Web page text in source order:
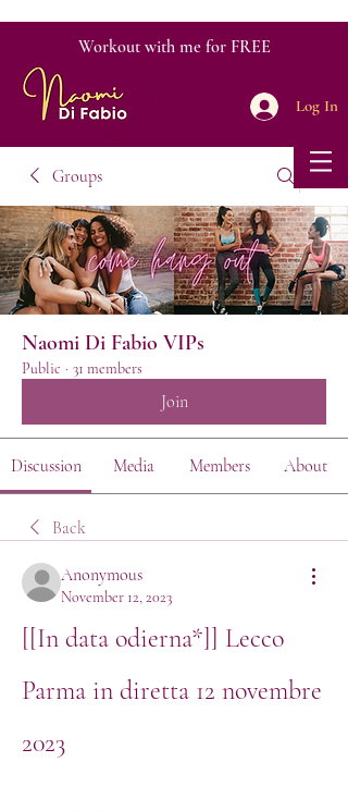
Workout with me for FREE
Log In
Groups
Naomi Di Fabio VIPs
Public · 31 members
Join
Discussion Media Members About
Back
Anonymous
November 12, 2023
[[In data odierna*]] Lecco
Parma in diretta 12 novembre
2023